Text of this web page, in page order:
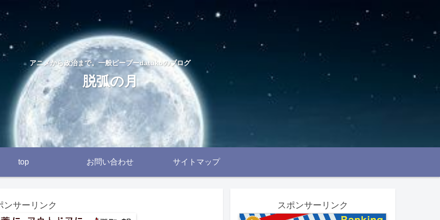
アニメから政治まで。一般ピープーdatukoのブログ
脱弧の月
top お問い合わせ サイトマップ
ンサーリンク スポンサーリンク